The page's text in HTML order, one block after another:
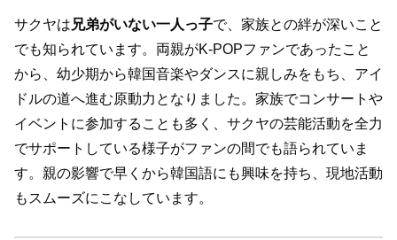
サクヤは 兄弟がいない一人っ子で、家族との絆が深いこと
でも知られています。両親がK-POPファンであったこと
から、幼少期から韓国音楽やダンスに親しみをもち、アイ
ドルの道へ進む原動力となりました。家族でコンサートや
イベントに参加することも多く、サクヤの芸能活動を全力
でサポートしている様子がファンの間でも語られていま
す。親の影響で早くから韓国語にも興味を持ち、現地活動
もスムーズにこなしています。